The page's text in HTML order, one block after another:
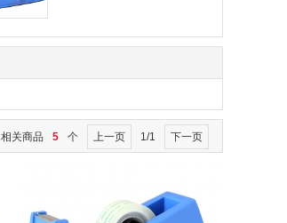
相关商品 5 个 上一页 1/1 下一页